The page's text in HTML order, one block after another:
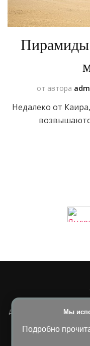
Пирамиды
от автора
Недалеко от
Мы
Подробно
Полное или
допускается только
Blossom Diva |